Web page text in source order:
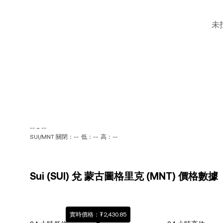
未
-- ~ --
SUI/MNT 關閉：-- 低：-- 高：--
Sui (SUI) 兌 蒙古圖格里克 (MNT) 價格數據
實時價格：₮2,430.85